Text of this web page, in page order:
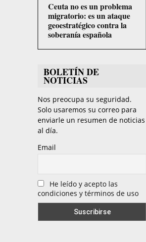
Ceuta no es un problema
migratorio: es un ataque
geoestratégico contra la
soberanía española
BOLETÍN DE
NOTICIAS
Nos preocupa su seguridad.
Solo usaremos su correo para
enviarle un resumen de noticias
al día.
Email
He leído y acepto las
condiciones y términos de uso